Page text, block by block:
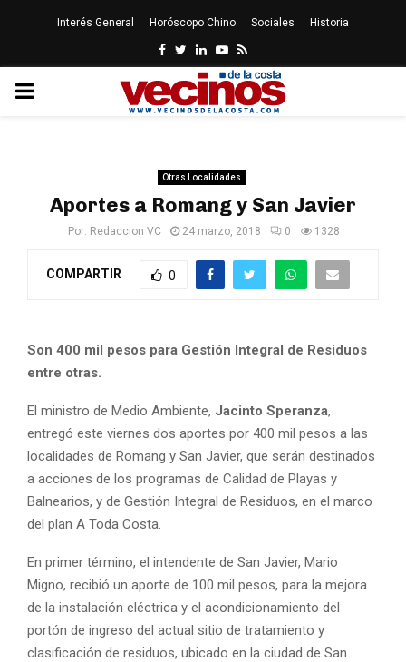
Interés General Horóscopo Chino Sociales Historia
Facebook
Twitter
LinkedinYoutube
Rss
PRIMARY
Otras Localidades
Aportes a Romang y San Javier
Por: Redaccion VC 24 marzo, 2018 0 1328
COMPARTIR 0
Son 400 mil pesos para Gestión Integral de Residuos
entre otras.
El ministro de Medio Ambiente, Jacinto Speranza,
entregó este viernes dos aportes por 400 mil pesos a las
localidades de Romang y San Javier, que serán destinados
a acciones de los programas de Calidad de Playas y
Balnearios, y de Gestión Integral de Residuos, en el marco
del plan A Toda Costa.
En primer término, el intendente de San Javier, Mario
Migno, recibió un aporte de 100 mil pesos, para la mejora
de la instalación eléctrica y el acondicionamiento del
portón de ingreso del actual sitio de tratamiento y
clasificación de residuos, ubicado en la ciudad de San